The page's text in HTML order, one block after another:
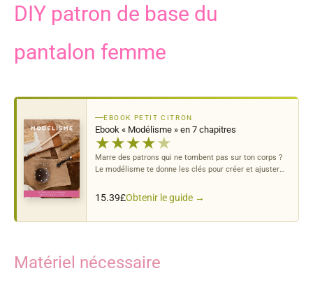
DIY patron de base du
pantalon femme
EBOOK PETIT CITRON
Ebook « Modélisme » en 7 chapitres
★★★★★
Marre des patrons qui ne tombent pas sur ton corps ?
Le modélisme te donne les clés pour créer et ajuster
15.39£Obtenir le guide →
Matériel nécessaire